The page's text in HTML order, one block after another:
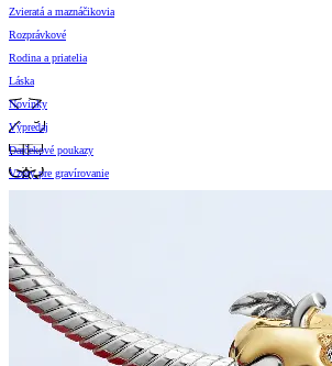
Zvieratá a maznáčikovia
Rozprávkové
Rodina a priatelia
Láska
Novinky
Výpredaj
Darčekové poukazy
Vzory pre gravírovanie